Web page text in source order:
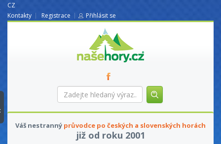
CZ
Kontakty
Registrace Přihlásit se
nasehory.cz
Zadejte
hledaný
Váš nestranný průvodce po českých a slovenských horách
již od roku 2001